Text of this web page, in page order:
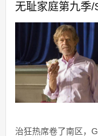
无耻家庭第九季/
治狂热席卷了南区，